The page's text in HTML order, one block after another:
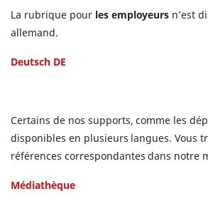
La rubrique pour les employeurs n’est
allemand.
Deutsch DE
Certains de nos supports, comme les
disponibles en plusieurs langues. Vous
références correspondantes dans notre
Médiathèque